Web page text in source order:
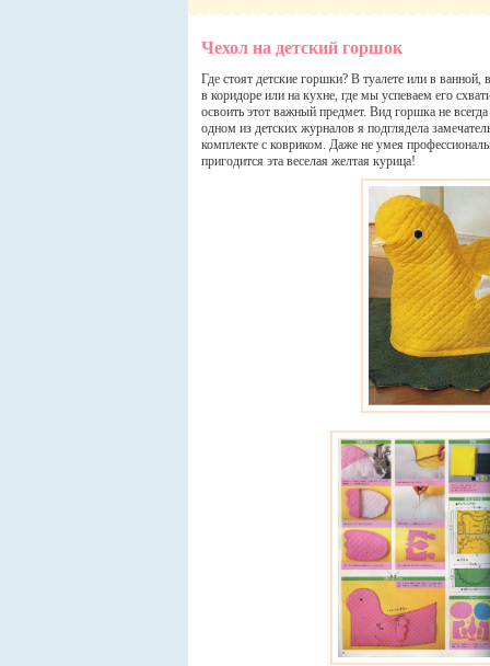
Чехол на детский горшок
Где стоят детские горшки? В туалете или в
в коридоре или на кухне, где мы успеваем его
освоить этот важный предмет. Вид горшка не
одном из детских журналов я подглядела
комплекте с ковриком. Даже не умея
пригодится эта веселая желтая курица!